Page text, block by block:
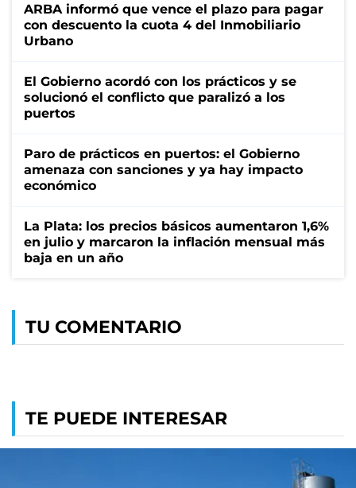
ARBA informó que vence el plazo para pagar
con descuento la cuota 4 del Inmobiliario
Urbano
El Gobierno acordó con los prácticos y se
solucionó el conflicto que paralizó a los
puertos
Paro de prácticos en puertos: el Gobierno
amenaza con sanciones y ya hay impacto
económico
La Plata: los precios básicos aumentaron 1,6%
en julio y marcaron la inflación mensual más
baja en un año
TU COMENTARIO
TE PUEDE INTERESAR